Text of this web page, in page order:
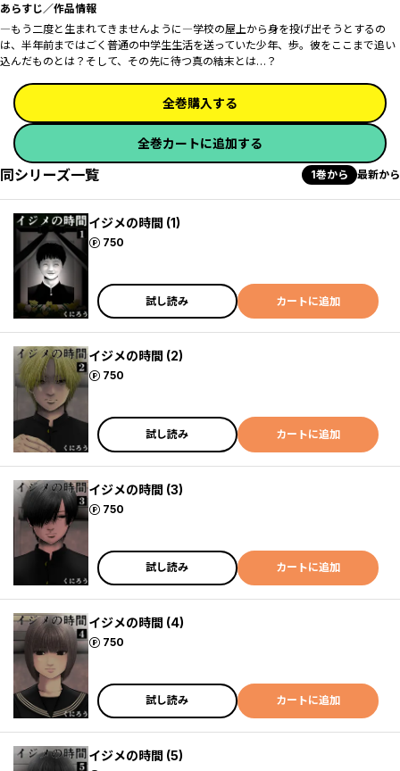
あらすじ／作品情報
―もう二度と生まれてきませんように―学校の屋上から身を投げ出そうとするの
は、半年前まではごく普通の中学生生活を送っていた少年、歩。彼をここまで追い
込んだものとは？そして、その先に待つ真の結末とは…？
全巻購入する
全巻カートに追加する
同シリーズ一覧 1巻から 最新から
イジメの時間 (1)
750
ポイント
試し読み カートに追加
イジメの時間 (2)
750
ポイント
試し読み カートに追加
イジメの時間 (3)
750
ポイント
試し読み カートに追加
イジメの時間 (4)
750
ポイント
試し読み カートに追加
イジメの時間 (5)